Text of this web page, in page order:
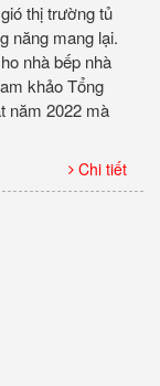
thị trường tủ
năng mang lại.
nhà bếp nhà
khảo Tổng
năm 2022 mà
Chi tiết